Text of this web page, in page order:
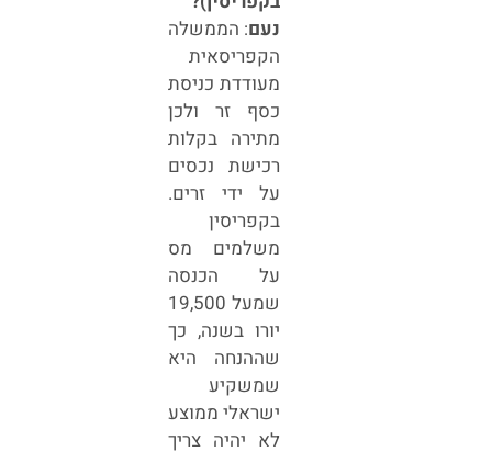
נעם: הממשלה
הקפריסאית
מעודדת כניסת
כסף זר ולכן
מתירה בקלות
רכישת נכסים
על ידי זרים.
בקפריסין
משלמים מס
על הכנסה
שמעל 19,500
יורו בשנה, כך
שההנחה היא
שמשקיע
ישראלי ממוצע
לא יהיה צריך